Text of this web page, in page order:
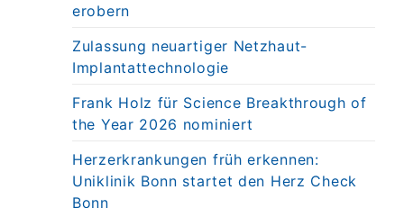
erobern
Zulassung neuartiger Netzhaut-
Implantattechnologie
Frank Holz für Science Breakthrough of
the Year 2026 nominiert
Herzerkrankungen früh erkennen:
Uniklinik Bonn startet den Herz Check
Bonn